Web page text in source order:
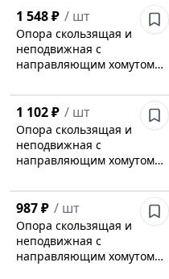
1 548 ₽ / шт
Опора скользящая и
неподвижная с
направляющим хомутом
1 102 ₽ / шт
Опора скользящая и
неподвижная с
направляющим хомутом
987 ₽ / шт
Опора скользящая и
неподвижная с
направляющим хомутом